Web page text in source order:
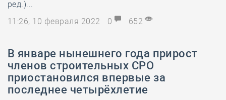
ред.)...
11:26, 10 февраля 2022
0 652
В январе нынешнего года прирост
членов строительных СРО
приостановился впервые за
последнее четырёхлетие